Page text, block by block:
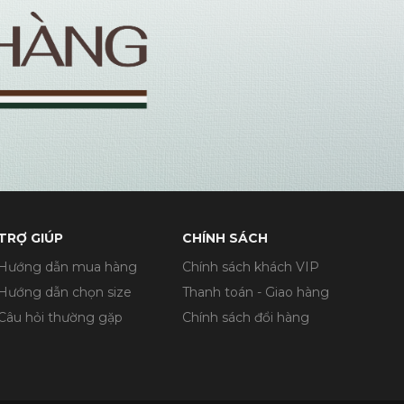
GIÚP
dẫn mua hàng
dẫn chọn size
hỏi thường gặp
CHÍNH SÁCH
Chính sách khách VIP
Thanh toán - Giao hàng
Chính sách đổi hàng